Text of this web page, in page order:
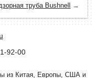
труба Bushnell →
92-00
из Китая, Европы, США и